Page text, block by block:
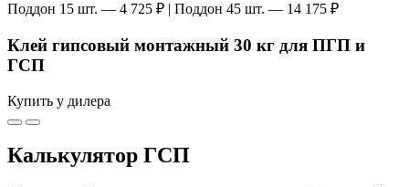
Поддон 15 шт. — 4 725 ₽ | Поддон 45 шт. — 14 175 ₽
Клей гипсовый монтажный 30 кг для ПГП и
ГСП
Купить у дилера
Калькулятор ГСП